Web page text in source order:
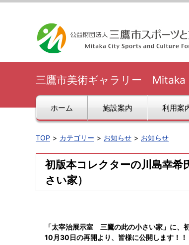
三鷹市美術ギャラリー
ホーム 施設案内 利用案
TOP カテゴリー お知らせ お知らせ
初版本コレクターの川島幸希
さい家）
「太宰治展示室 三鷹の此の小さい家」に、
10月30日の再開より、皆様に公開します！！